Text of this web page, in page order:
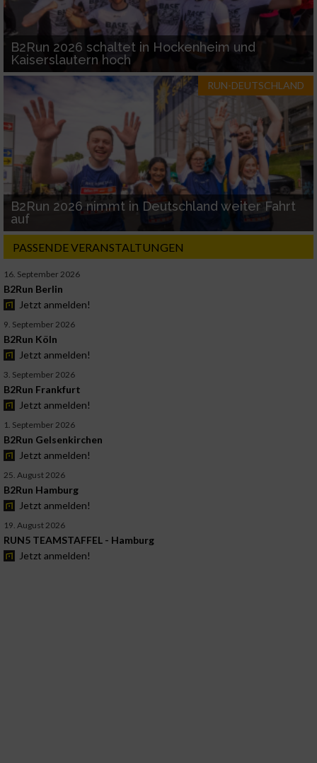
B2Run 2026 schaltet in Hockenheim und
Kaiserslautern hoch
RUN-DEUTSCHLAND
B2Run 2026 nimmt in Deutschland weiter Fahrt
auf
PASSENDE VERANSTALTUNGEN
16. September 2026
B2Run Berlin
Jetzt anmelden!
9. September 2026
B2Run Köln
Jetzt anmelden!
3. September 2026
B2Run Frankfurt
Jetzt anmelden!
1. September 2026
B2Run Gelsenkirchen
Jetzt anmelden!
25. August 2026
B2Run Hamburg
Jetzt anmelden!
19. August 2026
RUN5 TEAMSTAFFEL - Hamburg
Jetzt anmelden!